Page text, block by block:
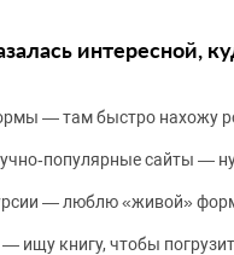
интересной,
— там быстро нахожу
сайты —
— люблю «живой»
ищу книгу, чтобы